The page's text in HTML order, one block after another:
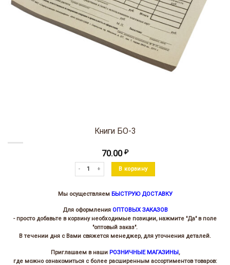
Книги БО-3
70.00 ₽
Количество товара Книги БО-3
В корзину
Мы осуществляем БЫСТРУЮ ДОСТАВКУ
Для оформления ОПТОВЫХ ЗАКАЗОВ
- просто добавьте в корзину необходимые позиции, нажмите "Да" в поле
"оптовый заказ".
В течении дня с Вами свяжется менеджер, для уточнения деталей.
Приглашаем в наши РОЗНИЧНЫЕ МАГАЗИНЫ,
где можно ознакомиться с более расширенным ассортиментов товаров: